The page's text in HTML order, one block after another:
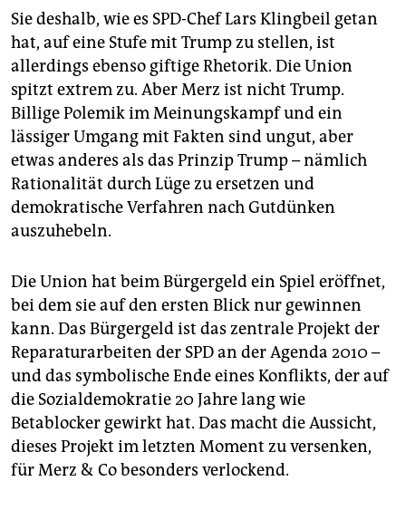
Sie deshalb, wie es SPD-Chef Lars Klingbeil getan
hat, auf eine Stufe mit Trump zu stellen, ist
allerdings ebenso giftige Rhetorik. Die Union
spitzt extrem zu. Aber Merz ist nicht Trump.
Billige Polemik im Meinungskampf und ein
lässiger Umgang mit Fakten sind ungut, aber
etwas anderes als das Prinzip Trump – nämlich
Rationalität durch Lüge zu ersetzen und
demokratische Verfahren nach Gutdünken
auszuhebeln.
Die Union hat beim Bürgergeld ein Spiel eröffnet,
bei dem sie auf den ersten Blick nur gewinnen
kann. Das Bürgergeld ist das zentrale Projekt der
Reparaturarbeiten der SPD an der Agenda 2010 –
und das symbolische Ende eines Konflikts, der auf
die Sozialdemokratie 20 Jahre lang wie
Betablocker gewirkt hat. Das macht die Aussicht,
dieses Projekt im letzten Moment zu versenken,
für Merz & Co besonders verlockend.